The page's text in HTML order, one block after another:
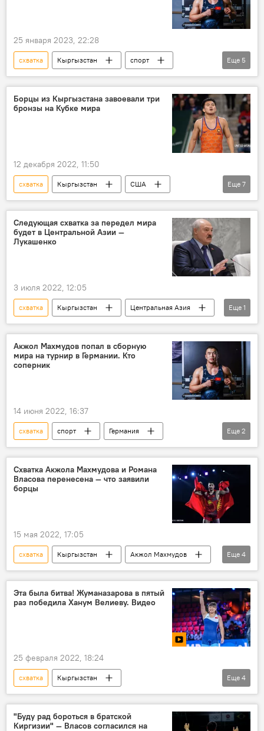
25 января 2023, 22:28
схватка Кыргызстан
спорт
Акжол Махмудов
Роман Власов
поединок
дата борьба
Еще 5
Борцы из Кыргызстана завоевали три
бронзы на Кубке мира
12 декабря 2022, 11:50
схватка Кыргызстан
США
спорт
бронза
борьба
Эрназар Акматалиев
Арсалан Будажапов
Еще 7
Следующая схватка за передел мира
будет в Центральной Азии —
Лукашенко
3 июля 2022, 12:05
схватка Кыргызстан
Центральная Азия
Александр Лукашенко
Еще 1
Акжол Махмудов попал в сборную
мира на турнир в Германии. Кто
соперник
14 июня 2022, 16:37
схватка спорт
Германия
Акжол Махмудов
турнир
Еще 2
Схватка Акжола Махмудова и Романа
Власова перенесена — что заявили
борцы
15 мая 2022, 17:05
схватка Кыргызстан
Акжол Махмудов
Роман Власов
борьба
перенос
спорт
Еще 4
Эта была битва! Жуманазарова в пятый
раз победила Ханум Велиеву. Видео
25 февраля 2022, 18:24
схватка
Кыргызстан
Мээрим Жуманазарова
Ханум Велиева
борьба
спорт
Еще 4
"Буду рад бороться в братской
Киргизии" — Власов согласился на